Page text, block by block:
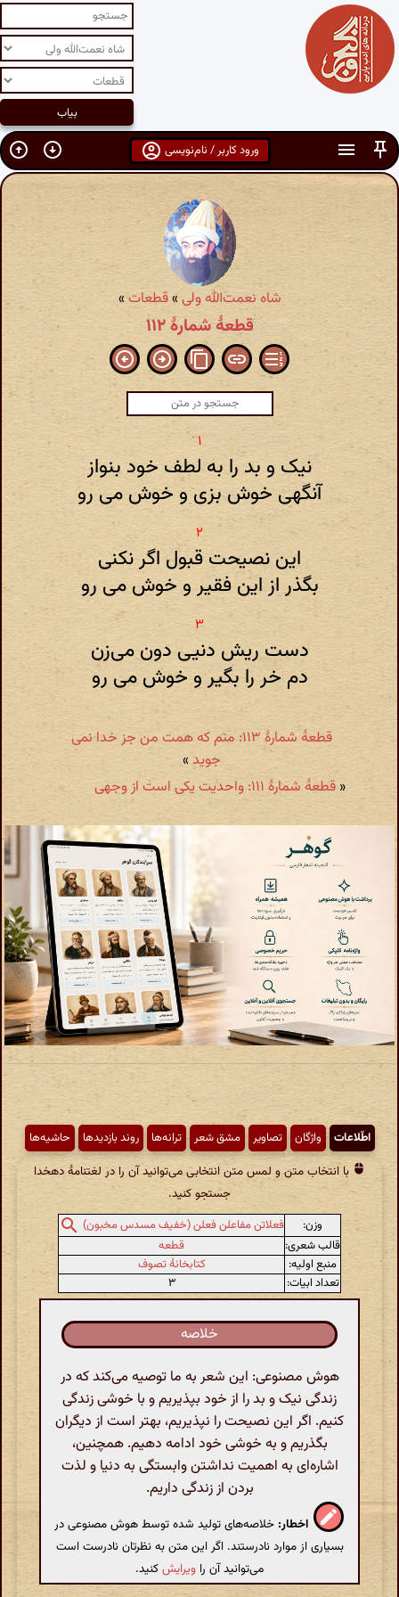
ورود کاربر / نام‌نویسی
شاه نعمت‌الله ولی »قطعات»
قطعهٔ شمارهٔ ۱۱۲
نیک و بد را به لطف خود بنواز
آنگهی خوش بزی و خوش می رو
این نصیحت قبول اگر نکنی
بگذر از این فقیر و خوش می رو
دست ریش دنیی دون می‌زن
دم خر را بگیر و خوش می رو
قطعهٔ شمارهٔ ۱۱۳: منم که همت من جز خدا نمی
جوید »
« قطعهٔ شمارهٔ ۱۱۱: واحدیت یکی است از وجهی
اطّلاعات واژگان تصاویر مشق شعر ترانه‌ها روند بازدیدها حاشیه‌ها
با انتخاب متن و لمس متن انتخابی می‌توانید آن را در لغتنامهٔ دهخدا
جستجو کنید.
وزن:
فعلاتن مفاعلن فعلن (خفیف مسدس مخبون)
قالب شعری:
قطعه
منبع اولیه:
کتابخانهٔ تصوف
تعداد ابیات:
۳
خلاصه
هوش مصنوعی: این شعر به ما توصیه می‌کند که در
زندگی نیک و بد را از خود بپذیریم و با خوشی زندگی
کنیم. اگر این نصیحت را نپذیریم، بهتر است از دیگران
بگذریم و به خوشی خود ادامه دهیم. همچنین،
اشاره‌ای به اهمیت نداشتن وابستگی به دنیا و لذت
بردن از زندگی داریم.
اخطار: خلاصه‌های تولید شده توسط هوش مصنوعی در
بسیاری از موارد نادرستند. اگر این متن به نظرتان نادرست است
می‌توانید آن را ویرایشکنید.